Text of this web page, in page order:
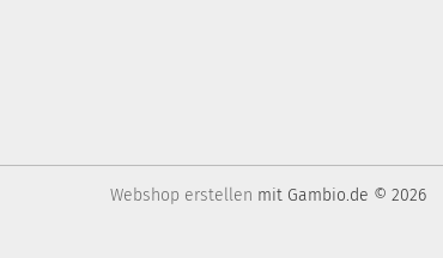
Webshop erstellen mit Gambio.de © 2026